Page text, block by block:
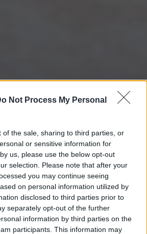
Not Process My Personal
of the sale, sharing to third parties, or
or sensitive information for
us, please use the below opt-out
selection. Please note that after your
you may continue seeing
on personal information utilized by
disclosed to third parties prior to
separately opt-out of the further
information by third parties on the
participants. This information may
meglepetés
Zöld-foki-
a török Égei-
NÖVEKEDÉS